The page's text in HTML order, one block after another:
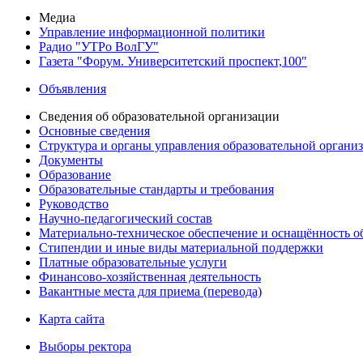
Медиа
Управление информационной политики
Радио "УТРо ВолГУ"
Газета "Форум. Университетский проспект,100"
Объявления
Сведения об образовательной организации
Основные сведения
Структура и органы управления образовательной
Документы
Образование
Образовательные стандарты и требования
Руководство
Научно-педагогический состав
Материально-техническое обеспечение и оснащённость
Стипендии и иные виды материальной поддержки
Платные образовательные услуги
Финансово-хозяйственная деятельность
Вакантные места для приема (перевода)
Карта сайта
Выборы ректора